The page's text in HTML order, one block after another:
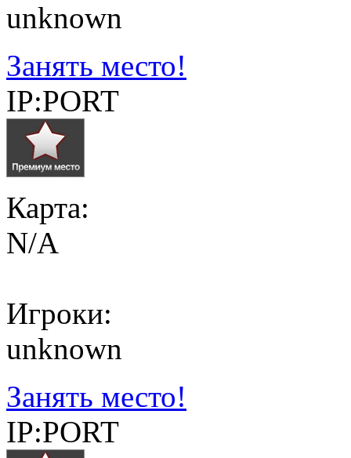
unknown
Занять место!
IP:PORT
Карта:
N/A
Игроки:
unknown
Занять место!
IP:PORT